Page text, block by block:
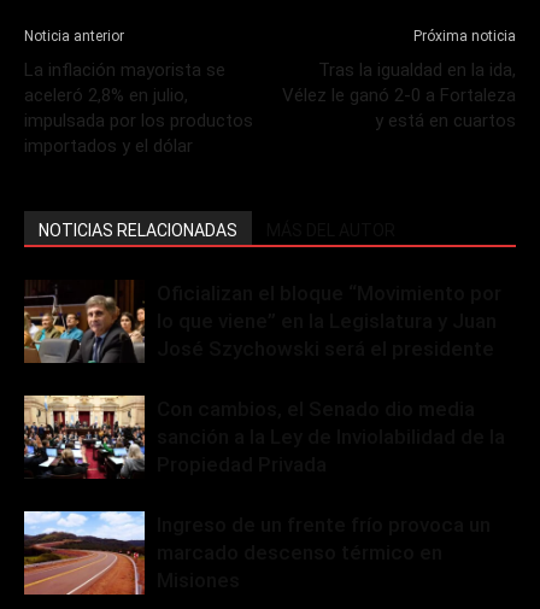
Noticia anterior
La inflación mayorista se
aceleró 2,8% en julio,
impulsada por los productos
importados y el dólar
Próxima noticia
Tras la igualdad en la ida,
Vélez le ganó 2-0 a Fortaleza
y está en cuartos
NOTICIAS RELACIONADAS